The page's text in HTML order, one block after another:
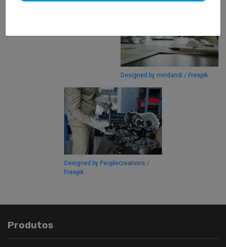
Designed by mindandi / Freepik
Designed by Peoplecreations /
Freepik
Produtos